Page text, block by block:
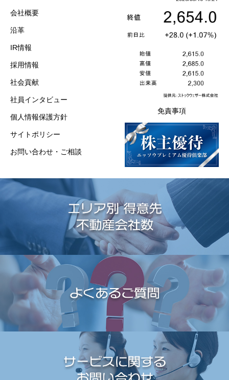
会社概要
沿革
IR情報
採用情報
社会貢献
社員インタビュー
個人情報保護方針
サイトポリシー
お問い合わせ・ご相談
免責事項